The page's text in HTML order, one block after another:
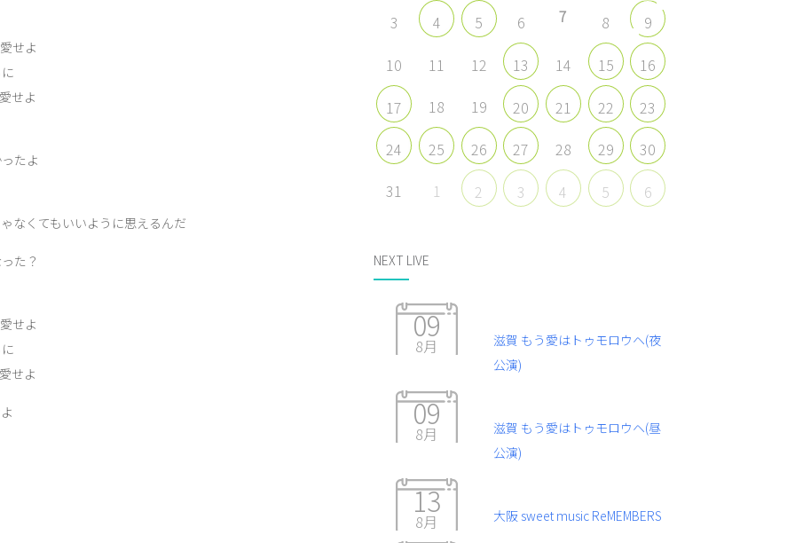
せよ
せよ
たよ
なくてもいいように思えるんだ
た？
せよ
せよ
3
4 5 6 7 8
9
10
11 12 13 14 15
16
17
18 19 20 21 22
23
24
25 26 27 28 29
30
31
1 2 3 4 5 6
NEXT LIVE
09
8月
滋賀 もう愛はトゥモロウヘ(夜
公演)
09
8月
滋賀 もう愛はトゥモロウヘ(昼
公演)
13
8月 大阪 sweet music ReMEMBERS